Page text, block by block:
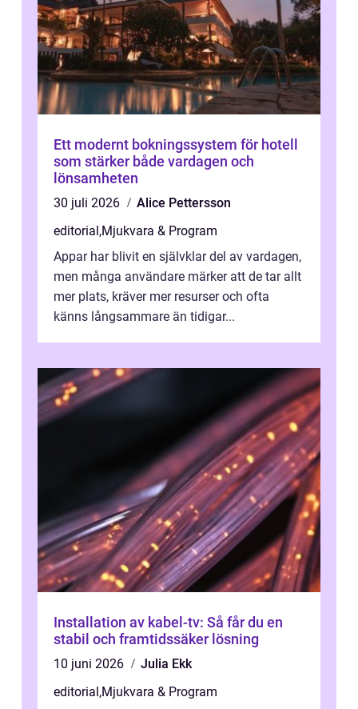
Ett modernt bokningssystem för hotell
som stärker både vardagen och
lönsamheten
30 juli 2026
Alice Pettersson
editorial ,Mjukvara & Program
Appar har blivit en självklar del av vardagen,
men många användare märker att de tar allt
mer plats, kräver mer resurser och ofta
känns långsammare än tidigar...
Installation av kabel-tv: Så får du en
stabil och framtidssäker lösning
10 juni 2026
Julia Ekk
editorial ,Mjukvara & Program